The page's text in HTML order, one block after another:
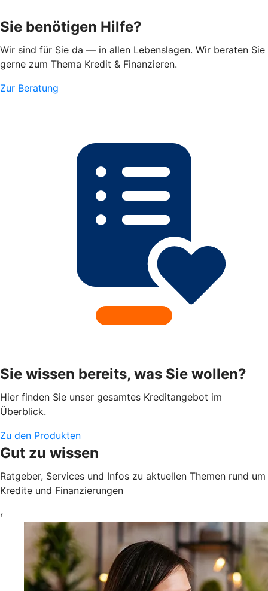
Sie benötigen Hilfe?
Wir sind für Sie da — in allen Lebenslagen. Wir beraten Sie
gerne zum Thema Kredit & Finanzieren.
Zur Beratung
Sie wissen bereits, was Sie wollen?
Hier finden Sie unser gesamtes Kreditangebot im
Überblick.
Zu den Produkten
Gut zu wissen
Ratgeber, Services und Infos zu aktuellen Themen rund um
Kredite und Finanzierungen
‹